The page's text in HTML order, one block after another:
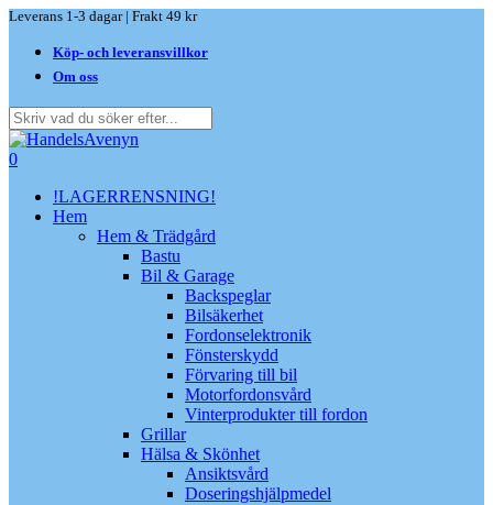
Skip
main
content
Leverans 1-3 dagar | Frakt 49 kr
Köp- och leveransvillkor
Om oss
Close
Search
search
0
!LAGERRENSNING!
Hem
Hem & Trädgård
Bastu
Bil & Garage
Backspeglar
Bilsäkerhet
Fordonselektronik
Fönsterskydd
Förvaring till bil
Motorfordonsvård
Vinterprodukter till fordon
Grillar
Hälsa & Skönhet
Ansiktsvård
Doseringshjälpmedel